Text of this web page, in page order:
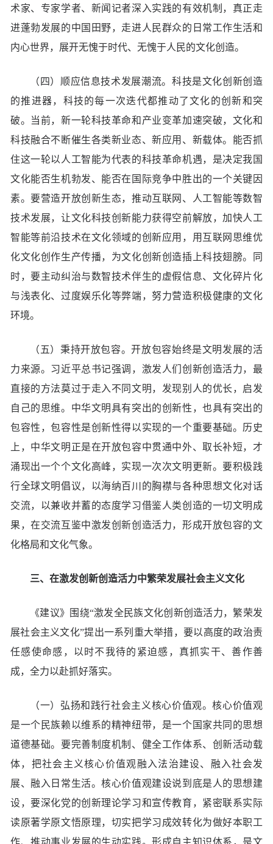
术家、专家学者、新闻记者深入实践的有效机制，真正走
进蓬勃发展的中国田野，走进人民群众的日常工作生活和
内心世界，展开无愧于时代、无愧于人民的文化创造。
（四）顺应信息技术发展潮流。科技是文化创新创造
的推进器，科技的每一次迭代都推动了文化的创新和突
破。当前，新一轮科技革命和产业变革加速突破，文化和
科技融合不断催生各类新业态、新应用、新载体。能否抓
住这一轮以人工智能为代表的科技革命机遇，是决定我国
文化能否生机勃发、能否在国际竞争中胜出的一个关键因
素。要营造开放创新生态，推动互联网、人工智能等数智
技术发展，让文化科技创新能力获得空前解放，加快人工
智能等前沿技术在文化领域的创新应用，用互联网思维优
化文化创作生产传播，为文化创新创造插上科技翅膀。同
时，要主动纠治与数智技术伴生的虚假信息、文化碎片化
与浅表化、过度娱乐化等弊端，努力营造积极健康的文化
环境。
（五）秉持开放包容。开放包容始终是文明发展的活
力来源。习近平总书记强调，激发人们创新创造活力，最
直接的方法莫过于走入不同文明，发现别人的优长，启发
自己的思维。中华文明具有突出的创新性，也具有突出的
包容性，包容性是创新性得以实现的一个重要基础。历史
上，中华文明正是在开放包容中贯通中外、取长补短，才
涌现出一个个文化高峰，实现一次次文明更新。要积极践
行全球文明倡议，以海纳百川的胸襟与各种思想文化对话
交流，以兼收并蓄的态度学习借鉴人类创造的一切文明成
果，在交流互鉴中激发创新创造活力，形成开放包容的文
化格局和文化气象。
三、在激发创新创造活力中繁荣发展社会主义文化
《建议》围绕“激发全民族文化创新创造活力，繁荣发
展社会主义文化”提出一系列重大举措，要以高度的政治责
任感使命感，以时不我待的紧迫感，真抓实干、善作善
成，全力以赴抓好落实。
（一）弘扬和践行社会主义核心价值观。核心价值观
是一个民族赖以维系的精神纽带，是一个国家共同的思想
道德基础。要完善制度机制、健全工作体系、创新活动载
体，把社会主义核心价值观融入法治建设、融入社会发
展、融入日常生活。核心价值观建设说到底是人的思想建
设，要深化党的创新理论学习和宣传教育，紧密联系实际
读原著学原文悟原理，切实把学习成效转化为做好本职工
作、推动事业发展的生动实践。形成自主知识体系，是文